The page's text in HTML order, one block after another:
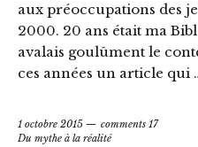
aux préoccupations des
2000. 20 ans était ma
avalais goulûment le
ces années un article qui
1 octobre 2015
comments 17
Du mythe à la réalité